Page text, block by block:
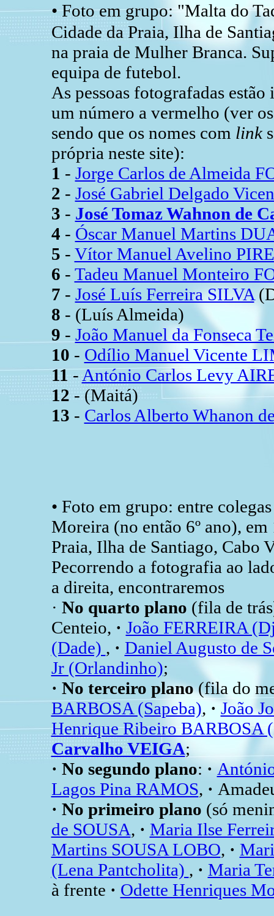
• Foto em grupo: "Malta do
Cidade da Praia, Ilha de
na praia de Mulher Branca.
equipa de futebol.
As pessoas fotografadas
um número a vermelho (ver
sendo que os nomes com link
própria neste site):
1 - Jorge Carlos de Almeida
2 - José Gabriel Delgado
3 - José Tomaz Wahnon de
4 - Óscar Manuel Martins
5 - Vítor Manuel Avelino
6 - Tadeu Manuel Monteiro
7 - José Luís Ferreira SILVA
8 - (Luís Almeida)
9 - João Manuel da Fonseca
10 - Odílio Manuel Vicente
11-António Carlos Levy
12 - (Maitá)
13 - Carlos Alberto Whanon
• Foto em grupo: entre
Moreira (no então 6º ano), em
Praia, Ilha de Santiago, Cabo
Pecorrendo a fotografia ao
a direita, encontraremos
· No quarto plano (fila de
Centeio, · João FERREIRA
(Dade) , · Daniel Augusto de
Jr (Orlandinho);
· No terceiro plano(fila do
BARBOSA (Sapeba), · João
Henrique Ribeiro BARBOSA
Carvalho VEIGA;
· No segundo plano:·
Lagos Pina RAMOS, ·
· No primeiro plano (só
de SOUSA, · Maria Ilse
Martins SOUSA LOBO, ·
(Lena Pantcholita) , · Maria
à frente · Odette Henriques